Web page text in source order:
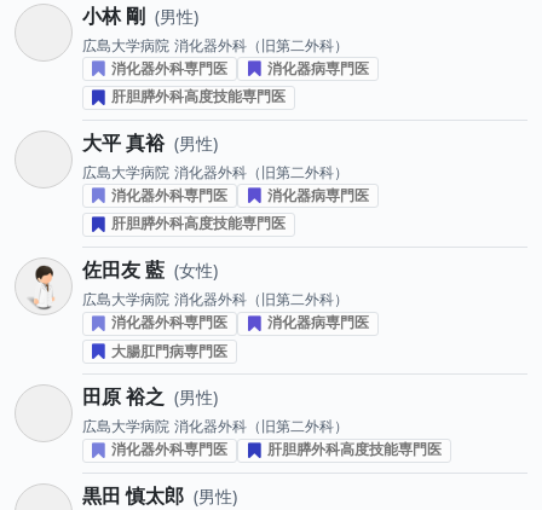
小林 剛 男性
広島大学病院 消化器外科（旧第二外科）
消化器外科専門医
消化器病専門医
肝胆膵外科高度技能専門医
大平 真裕 男性
広島大学病院 消化器外科（旧第二外科）
消化器外科専門医
消化器病専門医
肝胆膵外科高度技能専門医
佐田友 藍 女性
広島大学病院 消化器外科（旧第二外科）
消化器外科専門医
消化器病専門医
大腸肛門病専門医
田原 裕之 男性
広島大学病院 消化器外科（旧第二外科）
消化器外科専門医
肝胆膵外科高度技能専門医
黒田 慎太郎 男性